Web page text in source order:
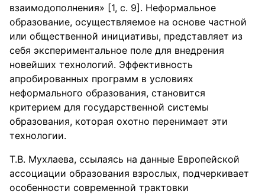
взаимодополнения» [1, с. 9]. Неформальное
образование, осуществляемое на основе частной
или общественной инициативы, представляет из
себя экспериментальное поле для внедрения
новейших технологий. Эффективность
апробированных программ в условиях
неформального образования, становится
критерием для государственной системы
образования, которая охотно перенимает эти
технологии.
Т.В. Мухлаева, ссылаясь на данные Европейской
ассоциации образования взрослых, подчеркивает
особенности современной трактовки